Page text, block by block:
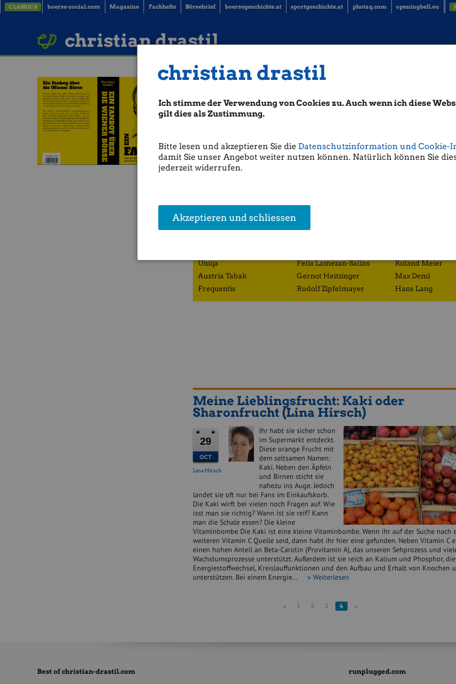
christian drastil
Ich stimme der Verwendung von Cookies zu. Auch wenn ich diese
gilt dies als Zustimmung.
Bitte lesen und akzeptieren Sie die Datenschutzinformation und Cookie-
damit Sie unser Angebot weiter nutzen können. Natürlich können Sie
jederzeit widerrufen.
Akzeptieren und schliessen
CLASSICS boerse-social.com Magazine Fachhefte Börsebrief boersegeschichte.at sportgeschichte.at photaq.com openingbell.eu
christian drastil
Uniqa
Austria Tabak
Frequentis
Felix Lamezan-Salins
Gernot Heitzinger
Rudolf Zipfelmayer
Roland Meier
Max Deml
Hans Lang
Meine Lieblingsfrucht: Kaki oder
Sharonfrucht (Lina Hirsch)
29
OCT
Lina Hirsch
Ihr habt sie sicher schon
im Supermarkt entdeckt.
Diese orange Frucht mit
dem seltsamen Namen:
Kaki. Neben den Äpfeln
und Birnen sticht sie
nahezu ins Auge. Jedoch
landet sie oft nur bei Fans im Einkaufskorb.
Die Kaki wirft bei vielen noch Fragen auf. Wie
isst man sie richtig? Wann ist sie reif? Kann
man die Schale essen? Die kleine
Vitaminbombe Die Kaki ist eine kleine Vitaminbombe. Wenn ihr auf der Suche nach
weiteren Vitamin C Quelle seid, dann habt ihr hier eine gefunden. Neben Vitamin C
einen hohen Anteil an Beta-Carotin (Provitamin A), das unseren Sehprozess und
Wachstumsprozesse unterstützt. Außerdem ist sie reich an Kalium und Phosphor,
Energiestoffwechsel, Kreislauffunktionen und den Aufbau und Erhalt von Knochen
unterstützen. Bei einem Energie... » Weiterlesen
« 1 2 3 4 »
Best of christian-drastil.com runplugged.com